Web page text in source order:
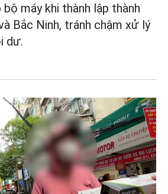
máy khi thành lập thành
Bắc Ninh, tránh chậm xử lý
dư.